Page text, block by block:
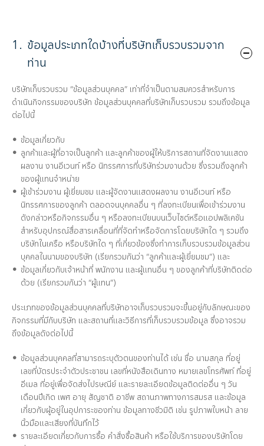
1. ข้อมูลประเภทใดบ้างที่บริษัทเก็บรวบรวมจาก
ท่าน
บริษัทเก็บรวบรวม “ข้อมูลส่วนบุคคล” เท่าที่จำเป็นตามสมควรสำหรับการ
ดำเนินกิจกรรมของบริษัท ข้อมูลส่วนบุคคลที่บริษัทเก็บรวบรวม รวมถึงข้อมูล
ต่อไปนี้
ข้อมูลเกี่ยวกับ
ลูกค้าและผู้ที่อาจเป็นลูกค้า และลูกค้าของผู้ให้บริการสถานที่จัดงานแสดง
ผลงาน งานอีเวนท์ หรือ นิทรรศการที่บริษัทร่วมงานด้วย ซึ่งรวมถึงลูกค้า
ของผู้แทนจำหน่าย
ผู้เข้าร่วมงาน ผู้เยี่ยมชม และผู้จัดงานแสดงผลงาน งานอีเวนท์ หรือ
นิทรรศการของลูกค้า ตลอดจนบุคคลอื่น ๆ ที่ลงทะเบียนเพื่อเข้าร่วมงาน
ดังกล่าวหรือกิจกรรมอื่น ๆ หรือลงทะเบียนบนเว็บไซต์หรือแอปพลิเคชัน
สำหรับอุปกรณ์สื่อสารเคลื่อนที่ที่จัดทำหรือจัดการโดยบริษัทใด ๆ รวมถึง
บริษัทในเครือ หรือบริษัทใด ๆ ที่เกี่ยวข้องซึ่งทำการเก็บรวบรวมข้อมูลส่วน
บุคคลในนามของบริษัท (เรียกรวมกันว่า “ลูกค้าและผู้เยี่ยมชม”) และ
ข้อมูลเกี่ยวกับเจ้าหน้าที่ พนักงาน และผู้แทนอื่น ๆ ของลูกค้าที่บริษัทติดต่อ
ด้วย (เรียกรวมกันว่า “ผู้แทน”)
ประเภทของข้อมูลส่วนบุคคลที่บริษัทอาจเก็บรวบรวมจะขึ้นอยู่กับลักษณะของ
กิจกรรมที่มีกับบริษัท และสถานที่และวิธีการที่เก็บรวบรวมข้อมูล ซึ่งอาจรวม
ถึงข้อมูลดังต่อไปนี้
ข้อมูลส่วนบุคคลที่สามารถระบุตัวตนของท่านได้ เช่น ชื่อ นามสกุล ที่อยู่
เลขที่บัตรประจำตัวประชาชน เลขที่หนังสือเดินทาง หมายเลขโทรศัพท์ ที่อยู่
อีเมล ที่อยู่เพื่อจัดส่งไปรษณีย์ และรายละเอียดข้อมูลติดต่ออื่น ๆ วัน
เดือนปีเกิด เพศ อายุ สัญชาติ อาชีพ สถานภาพทางการสมรส และข้อมูล
เกี่ยวกับผู้อยู่ในอุปการะของท่าน ข้อมูลทางชีวมิติ เช่น รูปภาพใบหน้า ลาย
นิ้วมือและเสียงที่บันทึกไว้
รายละเอียดเกี่ยวกับการซื้อ คำสั่งซื้อสินค้า หรือใช้บริการของบริษัทโดย